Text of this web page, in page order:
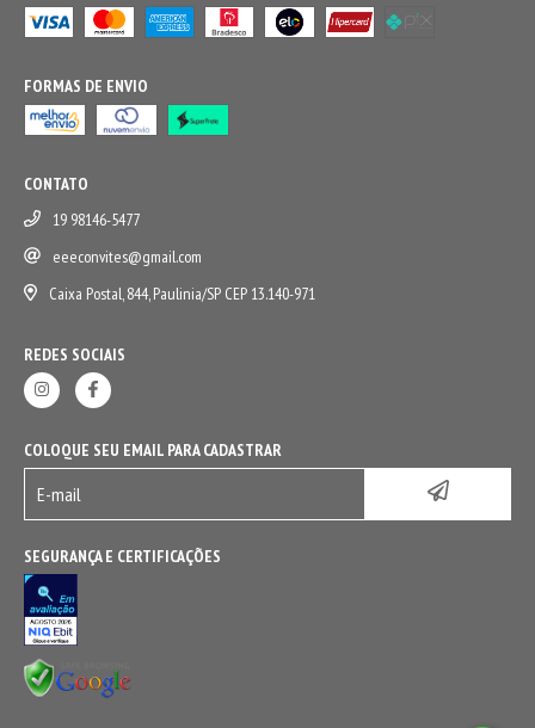
FORMAS DE ENVIO
CONTATO
19 98146-5477
eeeconvites@gmail.com
Caixa Postal, 844, Paulinia/SP CEP 13.140-971
REDES SOCIAIS
COLOQUE SEU EMAIL PARA CADASTRAR
SEGURANÇA E CERTIFICAÇÕES